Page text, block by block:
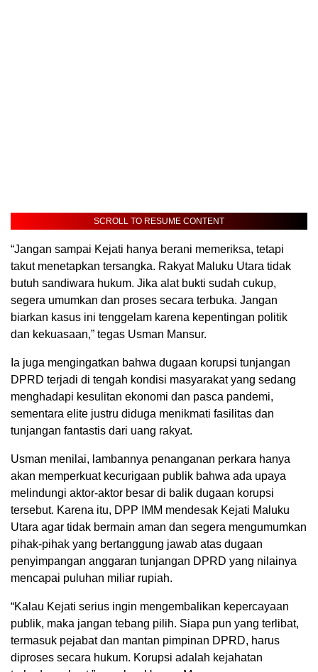
SCROLL TO RESUME CONTENT
“Jangan sampai Kejati hanya berani memeriksa, tetapi
takut menetapkan tersangka. Rakyat Maluku Utara tidak
butuh sandiwara hukum. Jika alat bukti sudah cukup,
segera umumkan dan proses secara terbuka. Jangan
biarkan kasus ini tenggelam karena kepentingan politik
dan kekuasaan,” tegas Usman Mansur.
Ia juga mengingatkan bahwa dugaan korupsi tunjangan
DPRD terjadi di tengah kondisi masyarakat yang sedang
menghadapi kesulitan ekonomi dan pasca pandemi,
sementara elite justru diduga menikmati fasilitas dan
tunjangan fantastis dari uang rakyat.
Usman menilai, lambannya penanganan perkara hanya
akan memperkuat kecurigaan publik bahwa ada upaya
melindungi aktor-aktor besar di balik dugaan korupsi
tersebut. Karena itu, DPP IMM mendesak Kejati Maluku
Utara agar tidak bermain aman dan segera mengumumkan
pihak-pihak yang bertanggung jawab atas dugaan
penyimpangan anggaran tunjangan DPRD yang nilainya
mencapai puluhan miliar rupiah.
“Kalau Kejati serius ingin mengembalikan kepercayaan
publik, maka jangan tebang pilih. Siapa pun yang terlibat,
termasuk pejabat dan mantan pimpinan DPRD, harus
diproses secara hukum. Korupsi adalah kejahatan